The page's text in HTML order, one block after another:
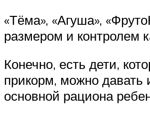
«Тёма», «Агуша»,
размером и контролем
Конечно, есть дети,
прикорм, можно давать
основной рациона